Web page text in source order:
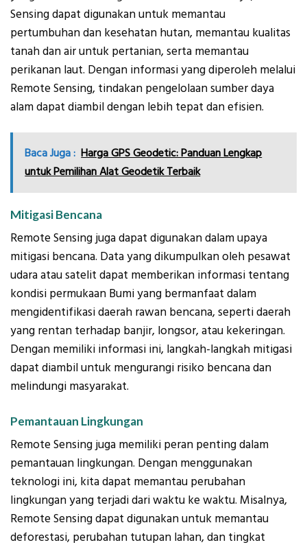
Sensing dapat digunakan untuk memantau
pertumbuhan dan kesehatan hutan, memantau kualitas
tanah dan air untuk pertanian, serta memantau
perikanan laut. Dengan informasi yang diperoleh melalui
Remote Sensing, tindakan pengelolaan sumber daya
alam dapat diambil dengan lebih tepat dan efisien.
Baca Juga : Harga GPS Geodetic: Panduan Lengkap
untuk Pemilihan Alat Geodetik Terbaik
Mitigasi Bencana
Remote Sensing juga dapat digunakan dalam upaya
mitigasi bencana. Data yang dikumpulkan oleh pesawat
udara atau satelit dapat memberikan informasi tentang
kondisi permukaan Bumi yang bermanfaat dalam
mengidentifikasi daerah rawan bencana, seperti daerah
yang rentan terhadap banjir, longsor, atau kekeringan.
Dengan memiliki informasi ini, langkah-langkah mitigasi
dapat diambil untuk mengurangi risiko bencana dan
melindungi masyarakat.
Pemantauan Lingkungan
Remote Sensing juga memiliki peran penting dalam
pemantauan lingkungan. Dengan menggunakan
teknologi ini, kita dapat memantau perubahan
lingkungan yang terjadi dari waktu ke waktu. Misalnya,
Remote Sensing dapat digunakan untuk memantau
deforestasi, perubahan tutupan lahan, dan tingkat